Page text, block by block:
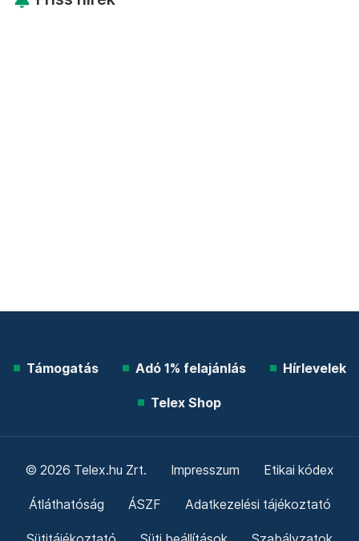
Támogatás Adó 1% felajánlás Hírlevelek
Telex Shop
© 2026 Telex.hu Zrt. Impresszum Etikai kódex
Átláthatóság ÁSZF Adatkezelési tájékoztató